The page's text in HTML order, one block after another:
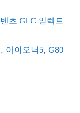
츠 GLC 일렉트
아이오닉5, G80